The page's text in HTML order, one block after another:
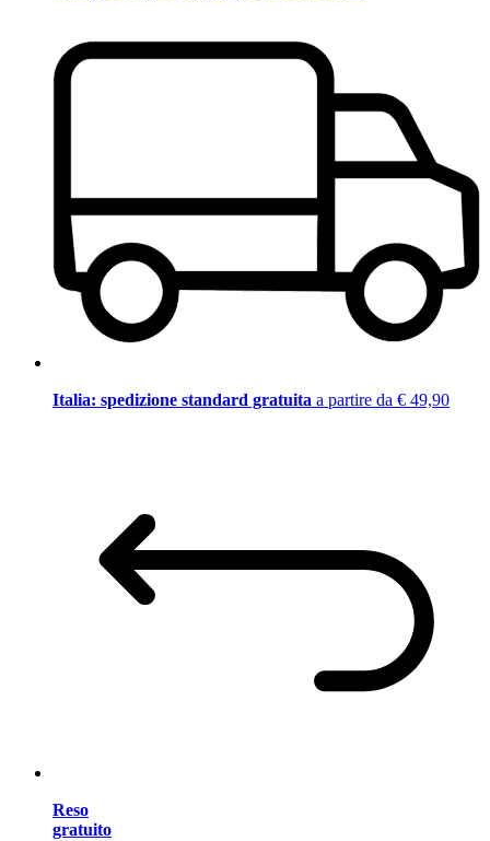
Italia: spedizione standard gratuita a partire da € 49,90
Reso
gratuito